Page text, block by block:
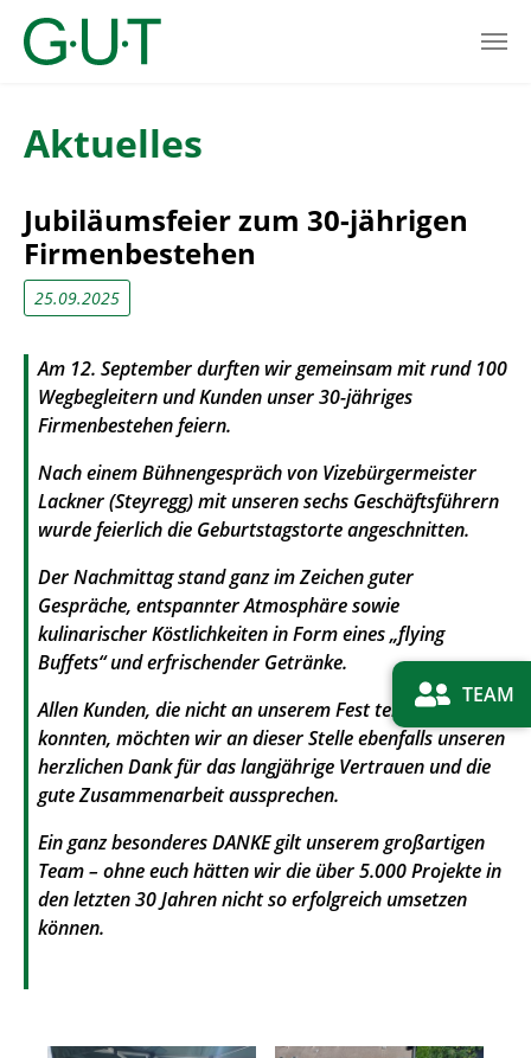
TEAM
Aktuelles
Jubiläumsfeier zum 30-jährigen
Firmenbestehen
25.09.2025
Am 12. September durften wir gemeinsam mit rund 100
Wegbegleitern und Kunden unser 30-jähriges
Firmenbestehen feiern.
Nach einem Bühnengespräch von Vizebürgermeister
Lackner (Steyregg) mit unseren sechs Geschäftsführern
wurde feierlich die Geburtstagstorte angeschnitten.
Der Nachmittag stand ganz im Zeichen guter
Gespräche, entspannter Atmosphäre sowie
kulinarischer Köstlichkeiten in Form eines „flying
Buffets“ und erfrischender Getränke.
Allen Kunden, die nicht an unserem Fest teilnehmen
konnten, möchten wir an dieser Stelle ebenfalls unseren
herzlichen Dank für das langjährige Vertrauen und die
gute Zusammenarbeit aussprechen.
Ein ganz besonderes DANKE gilt unserem großartigen
Team – ohne euch hätten wir die über 5.000 Projekte in
den letzten 30 Jahren nicht so erfolgreich umsetzen
können.